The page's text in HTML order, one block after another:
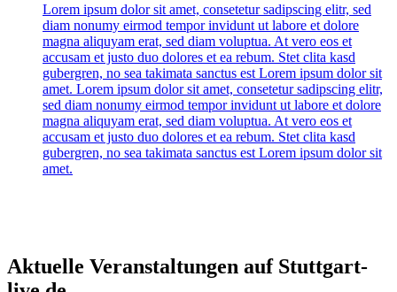
Lorem ipsum dolor sit amet, consetetur sadipscing elitr, sed
diam nonumy eirmod tempor invidunt ut labore et dolore
magna aliquyam erat, sed diam voluptua. At vero eos et
accusam et justo duo dolores et ea rebum. Stet clita kasd
gubergren, no sea takimata sanctus est Lorem ipsum dolor sit
amet. Lorem ipsum dolor sit amet, consetetur sadipscing elitr,
sed diam nonumy eirmod tempor invidunt ut labore et dolore
magna aliquyam erat, sed diam voluptua. At vero eos et
accusam et justo duo dolores et ea rebum. Stet clita kasd
gubergren, no sea takimata sanctus est Lorem ipsum dolor sit
amet.
Aktuelle Veranstaltungen auf Stuttgart-